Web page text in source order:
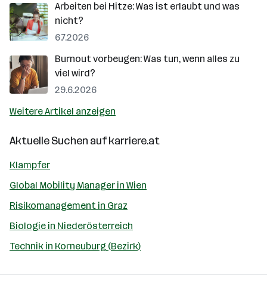
Arbeiten bei Hitze: Was ist erlaubt und was
nicht?
6.7.2026
Burnout vorbeugen: Was tun, wenn alles zu
viel wird?
29.6.2026
Weitere Artikel anzeigen
Aktuelle Suchen aufkarriere.at
Klampfer
Global Mobility Manager in Wien
Risikomanagement in Graz
Biologie in Niederösterreich
Technik in Korneuburg (Bezirk)